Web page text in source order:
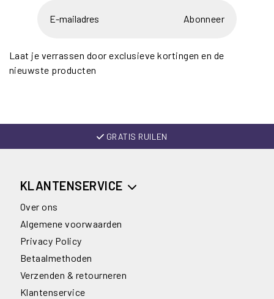
Abonneer
Laat je verrassen door exclusieve kortingen en de
nieuwste producten
GRATIS RUILEN
KLANTENSERVICE
Over ons
Algemene voorwaarden
Privacy Policy
Betaalmethoden
Verzenden & retourneren
Klantenservice